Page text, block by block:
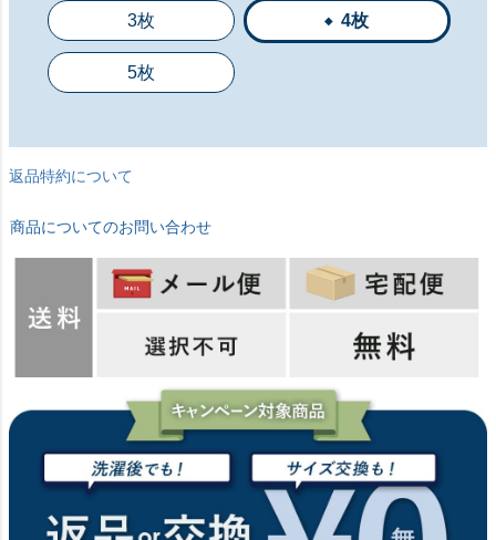
3枚 4枚
5枚
返品特約について
商品についてのお問い合わせ